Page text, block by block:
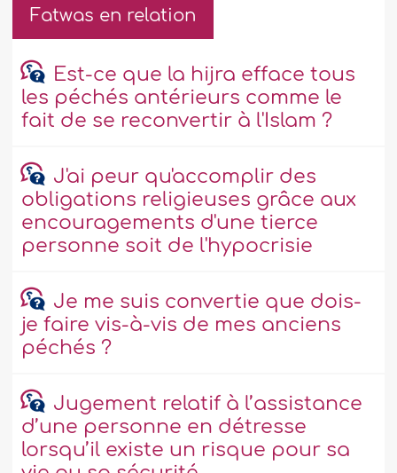
Fatwas en relation
Est-ce que la hijra efface tous
les péchés antérieurs comme le
fait de se reconvertir à l'Islam ?
J'ai peur qu'accomplir des
obligations religieuses grâce aux
encouragements d'une tierce
personne soit de l'hypocrisie
Je me suis convertie que dois-
je faire vis-à-vis de mes anciens
péchés ?
Jugement relatif à l’assistance
d’une personne en détresse
lorsqu’il existe un risque pour sa